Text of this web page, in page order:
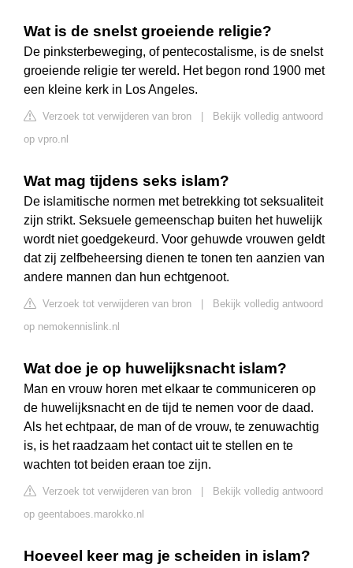
Wat is de snelst groeiende religie?
De pinksterbeweging, of pentecostalisme, is de snelst
groeiende religie ter wereld. Het begon rond 1900 met
een kleine kerk in Los Angeles.
Verzoek tot verwijderen van bron | Bekijk volledig antwoord
op vpro.nl
Wat mag tijdens seks islam?
De islamitische normen met betrekking tot seksualiteit
zijn strikt. Seksuele gemeenschap buiten het huwelijk
wordt niet goedgekeurd. Voor gehuwde vrouwen geldt
dat zij zelfbeheersing dienen te tonen ten aanzien van
andere mannen dan hun echtgenoot.
Verzoek tot verwijderen van bron | Bekijk volledig antwoord
op nemokennislink.nl
Wat doe je op huwelijksnacht islam?
Man en vrouw horen met elkaar te communiceren op
de huwelijksnacht en de tijd te nemen voor de daad.
Als het echtpaar, de man of de vrouw, te zenuwachtig
is, is het raadzaam het contact uit te stellen en te
wachten tot beiden eraan toe zijn.
Verzoek tot verwijderen van bron | Bekijk volledig antwoord
op geentaboes.marokko.nl
Hoeveel keer mag je scheiden in islam?